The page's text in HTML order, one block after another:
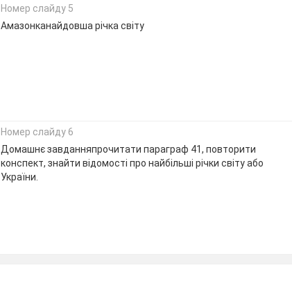
Номер слайду 5
Амазонканайдовша річка світу
Номер слайду 6
Домашнє завданняпрочитати параграф 41, повторити
конспект, знайти відомості про найбільші річки світу або
України.